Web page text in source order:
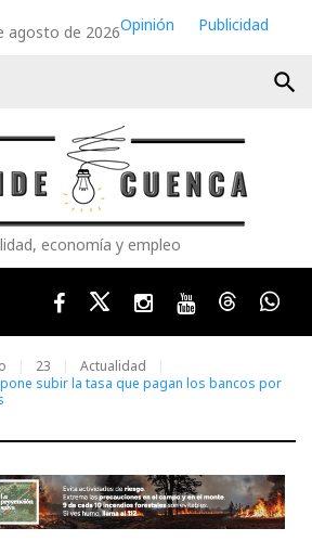
agosto de 2026Opinión
Publicidad
search
economía y empleo
FacebookTwitterInstagram
YoutubeThreads
23
Actualidad
subir la tasa que pagan los bancos por